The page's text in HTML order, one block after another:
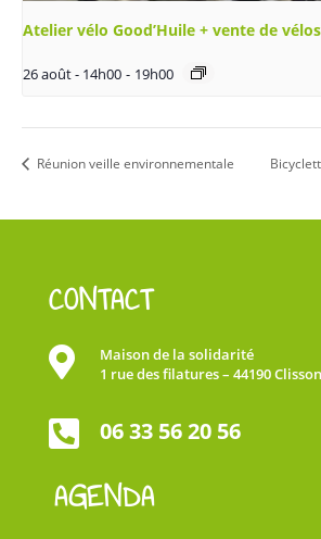
Atelier vélo Good’Huile + vente de
26 août - 14h00 - 19h00
Réunion veille environnementale
CONTACT

Maison de la solidarité
1 rue des filatures – 44190 Clisson
 06 33 56 20 56
AGENDA